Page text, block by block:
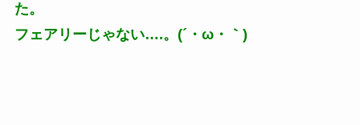
た。
フェアリーじゃない….。(´・ω・｀)